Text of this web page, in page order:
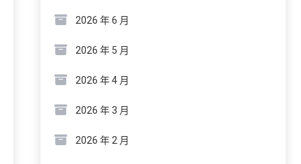
2026 年 6 月
2026 年 5 月
2026 年 4 月
2026 年 3 月
2026 年 2 月